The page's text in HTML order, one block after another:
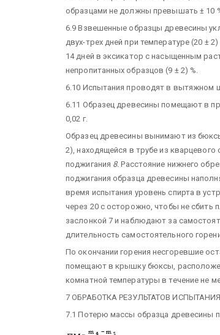
образцами не должны превышать ± 10
6.9 Взвешенные образцы древесины
двух-трех дней при температуре (20 ±
14 дней в эксикатор с насыщенным
непропитанных образцов (9 ± 2) %.
6.10 Испытания проводят в вытяжном
6.11 Образец древесины помещают в
0,02 г.
Образец древесины вынимают из
2), находящейся в трубе из кварцевого
поджигания 8.Расстояние нижнего
поджигания образца древесины
время испытания уровень спирта в
через 20 с осторожно, чтобы не сбить
заслонкой 7 и наблюдают за
длительность самостоятельного
По окончании горения несгоревшие
помещают в крышку бюксы,
комнатной температуры в течение не
7 ОБРАБОТКА РЕЗУЛЬТАТОВ ИСПЫТАНИЯ
7.1 Потерю массы образца древесины